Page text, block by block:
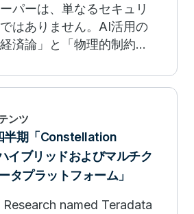
パーは、単なるセキュリ
はありません。AI活用の
済論」と「物理的制約」
せる「信頼されるAI基
戦略ドキュメントです。
ンツ
半期「Constellation
イブリッドおよびマルチク
タプラットフォーム」
named Teradata